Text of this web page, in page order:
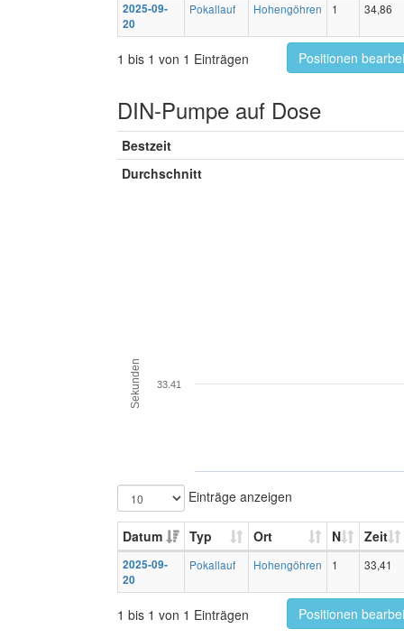
2025-09-
20
Pokallauf Hohengöhren 1 34,86
1 bis 1 von 1 Einträgen Positionen
DIN-Pumpe auf Dose
Bestzeit
Durchschnitt
Sekunden 33.41
Einträge anzeigen
Datum Typ Ort N Zeit
2025-09-
20
Pokallauf Hohengöhren 1 33,41
1 bis 1 von 1 Einträgen Positionen